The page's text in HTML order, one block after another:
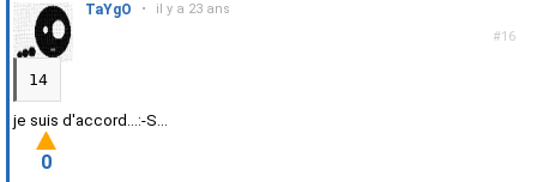
#16
TaYgO • il y a 23 ans
14
je suis d'accord...:-S...
0